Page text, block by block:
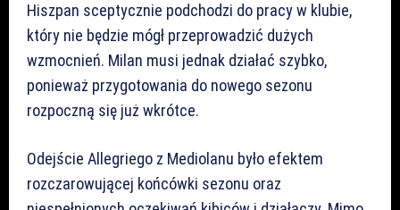
Hiszpan sceptycznie podchodzi do pracy w klubie,
który nie będzie mógł przeprowadzić dużych
wzmocnień. Milan musi jednak działać szybko,
ponieważ przygotowania do nowego sezonu
rozpoczną się już wkrótce.
Odejście Allegriego z Mediolanu było efektem
rozczarowującej końcówki sezonu oraz